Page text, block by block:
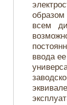
образом
всем
ввода